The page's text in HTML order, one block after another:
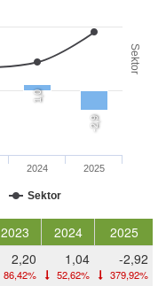
Sektor
1,0
-2,9
Sektor
2024 2025
2023 2024
2025
2,20
86,42%
1,04
52,62%
-2,92
379,92%